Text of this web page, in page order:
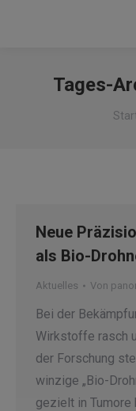
Tages-
Sie
Neue
als Bio-
Aktuelles Von
Bei der
Wirkstoffe rasch
der Forschung
winzige „Bio-
gezielt in